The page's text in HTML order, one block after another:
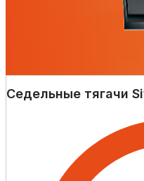
Седельные тягачи